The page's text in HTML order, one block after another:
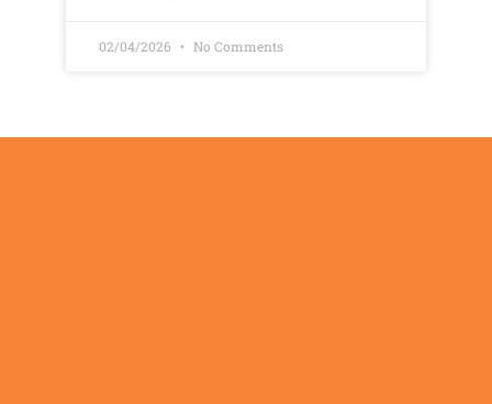
02/04/2026 No Comments